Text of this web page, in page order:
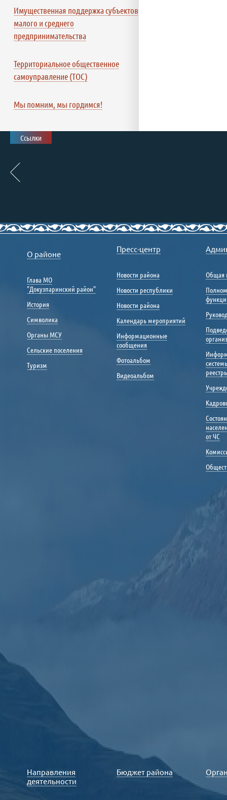
Имущественная поддержка субъектов
малого и среднего
предпринимательства
Территориальное общественное
самоуправление (ТОС)
Мы помним, мы гордимся!
Ссылки
О районе
Глава МО
"Докузпаринский район"
История
Символика
Органы МСУ
Сельские поселения
Туризм
Пресс-центр
Новости района
Новости республики
Новости района
Календарь мероприятий
Информационные
сообщения
Фотоальбом
Видеоальбом
Общая
от ЧС
Направления
деятельности
Бюджет района